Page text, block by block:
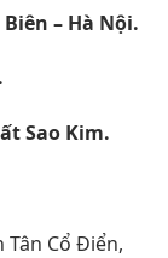
– Hà Nội.
Sao Kim.
Cổ Điển,